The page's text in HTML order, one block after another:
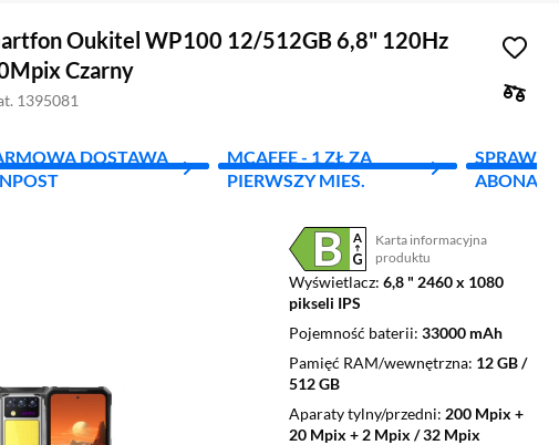
Oukitel WP100 12/512GB 6,8" 120Hz
Czarny
1395081
DOSTAWA
MCAFEE - 1 ZŁ ZA
PIERWSZY MIES.
SPRAWDŹ
Karta informacyjna
produktu
Plik w formacie pdf
(otworzy się w nowym oknie)
Wyświetlacz 6,8 " 2460 x 1080
pikseli IPS
Pojemność baterii 33000 mAh
Pamięć RAM/wewnętrzna 12 GB /
512 GB
Aparaty tylny/przedni 200 Mpix +
20 Mpix + 2 Mpix / 32 Mpix